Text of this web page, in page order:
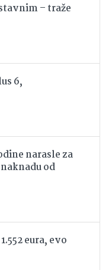
– traže
6,
narasle za
od
eura, evo